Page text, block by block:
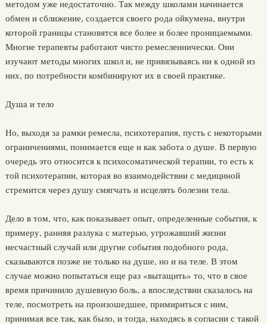
методом уже недостаточно. Так между школами начи­нается
обмен и сближение, создается своего рода ойкумена, внутри
которой границы становятся все более и более проницаемыми.
Мно­гие терапевты работают чисто ремесленнически. Они
изучают мето­ды многих школ и, не привязываясь ни к одной из
них, по потребно­сти комбинируют их в своей практике.
Душа и тело
Но, выходя за рамки ремесла, психотерапия, пусть с некоторыми
ограничениями, понимается еще и как забота о душе. В первую
оче­редь это относится к психосоматической терапии, то есть к
той пси­хотерапии, которая во взаимодействии с медициной
стремится через душу смягчать и исцелять болезни тела.
Дело в том, что, как показывает опыт, определенные события, к
примеру, ранняя разлука с матерью, угрожавший жизни
несчастный случай или другие события подобного рода,
сказываются позже не толь­ко на душе, но и на теле. В этом
случае можно попытаться еще раз «вы­тащить» то, что в свое
время причинило душевную боль, а впослед­ствии сказалось на
теле, посмотреть на произошедшее, примириться с ним,
принимая все так, как было, и тогда, находясь в согласии с такой